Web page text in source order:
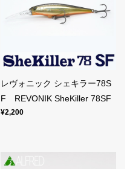
レヴォニック シェキラー78S
F REVONIK SheKiller 78SF
¥2,200